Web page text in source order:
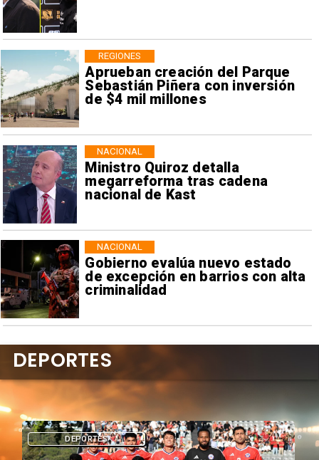
Aprueban creación del Parque
Sebastián Piñera con inversión
de $4 mil millones
REGIONES
Ministro Quiroz detalla
megarreforma tras cadena
nacional de Kast
NACIONAL
Gobierno evalúa nuevo estado
de excepción en barrios con alta
criminalidad
NACIONAL
DEPORTES
DEPORTES